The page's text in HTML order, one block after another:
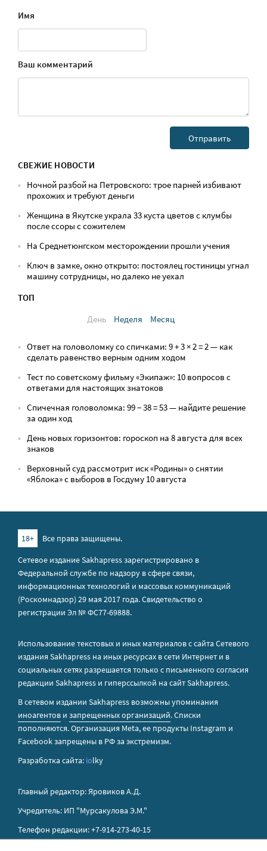
Имя
Ваш комментарий
СВЕЖИЕ НОВОСТИ
Ночной разбой на Петровского: трое парней избивают
прохожих и требуют деньги
Женщина в Якутске украла 33 куста цветов с клумбы
после ссоры с сожителем
На Среднетюнгском месторождении прошли учения
Ключ в замке, окно открыто: постоялец гостиницы угнал
машину сотрудницы, но далеко не уехал
ТОП
День
Неделя Месяц
Ответ на головоломку со спичками: 9 + 3 × 2 = 2 — как
сделать равенство верным одним ходом
Тест по советскому фильму «Экипаж»: 10 вопросов с
ответами для настоящих знатоков
Спичечная головоломка: 99 − 38 = 53 — найдите решение
за один ход
День новых горизонтов: гороскоп на 8 августа для всех
знаков
Верховный суд рассмотрит иск «Родины» о снятии
«Яблока» с выборов в Госдуму 10 августа
18+
Все права защищены.
Сетевое издание Sakhapress зарегистрировано в
Федеральной службе по надзору в сфере связи,
информационных технологий и массовых коммуникаций
(Роскомнадзор) 29 мая 2017 года. Свидетельство о
регистрации Эл № ФС77-69888.
Использование текстовых и иных материалов с сайта Сетевого
издания Sakhapress на иных ресурсах в сети Интернет и в
социальных сетях разрешается только с письменного согласия
редакции Sakhapress и гиперссылкой на сайт Sakhapress.
В сетевом издании Sakhapress возможны упоминания
иноагентов и запрещенных организаций. Списки
пополняются. Организация Metа, ее продукты Instagram и
Facebook запрещены в РФ за экстремизм.
Разработка сайта: iolky
Главный редактор: Яровиков А.Д.
Учредитель: ИП "Мурсакулова Э.М."
Телефон редакции: +7-914-273-40-15